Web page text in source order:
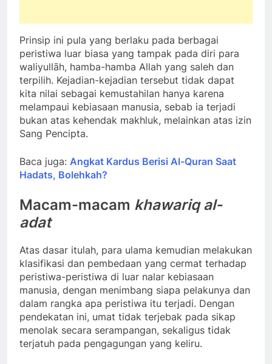
Prinsip ini pula yang berlaku pada berbagai
peristiwa luar biasa yang tampak pada diri para
waliyullāh, hamba-hamba Allah yang saleh dan
terpilih. Kejadian-kejadian tersebut tidak dapat
kita nilai sebagai kemustahilan hanya karena
melampaui kebiasaan manusia, sebab ia terjadi
bukan atas kehendak makhluk, melainkan atas izin
Sang Pencipta.
Baca juga: Angkat Kardus Berisi Al-Quran Saat
Hadats, Bolehkah?
Macam-macam khawariq al-
adat
Atas dasar itulah, para ulama kemudian melakukan
klasifikasi dan pembedaan yang cermat terhadap
peristiwa-peristiwa di luar nalar kebiasaan
manusia, dengan menimbang siapa pelakunya dan
dalam rangka apa peristiwa itu terjadi. Dengan
pendekatan ini, umat tidak terjebak pada sikap
menolak secara serampangan, sekaligus tidak
terjatuh pada pengagungan yang keliru.